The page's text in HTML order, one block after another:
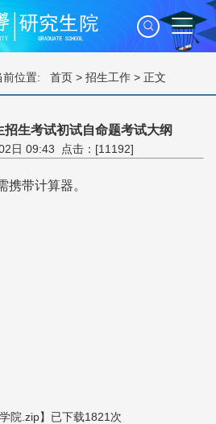
前位置: 首页 > 招生工作 > 正文
生考试初试自命题考试大纲
日 09:43 点击：[11192]
携带计算器。
院.zip】已下载1821 次